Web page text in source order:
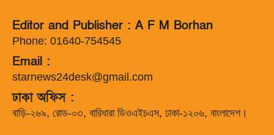
Editor and Publisher : A F M Borhan
Phone: 01640-754545
Email :
starnews24desk@gmail.com
ঢাকা অফিস :
বাড়ি-২৬৯, রোড-০৩, বারিধারা ডিওএইচএস, ঢাকা-১২০৬, বাংলাদেশ।